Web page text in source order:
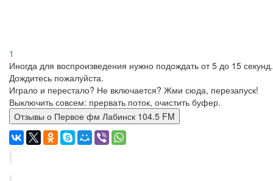
1
Иногда для воспроизведения нужно подождать от 5 до 15 секунд.
Дождитесь пожалуйста.
Играло и перестало? Не включается? Жми сюда, перезапуск!
Выключить совсем: прервать поток, очистить буфер.
Отзывы о Первое фм Лабинск 104.5 FM